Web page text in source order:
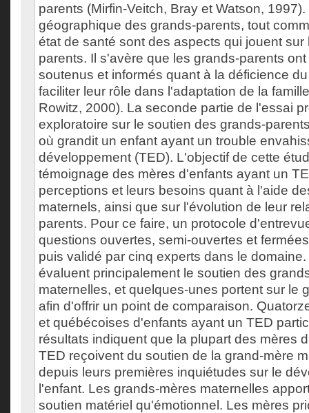
parents (Mirfin-Veitch, Bray et Watson,
géographique des grands-parents, tout
état de santé sont des aspects qui jouent
parents. Il s'avère que les grands-parents
soutenus et informés quant à la déficience
faciliter leur rôle dans l'adaptation de la
Rowitz, 2000). La seconde partie de l'essai
exploratoire sur le soutien des grands-
où grandit un enfant ayant un trouble
développement (TED). L'objectif de cette
témoignage des mères d'enfants ayant un
perceptions et leurs besoins quant à l'aide
maternels, ainsi que sur l'évolution de leur
parents. Pour ce faire, un protocole
questions ouvertes, semi-ouvertes et
puis validé par cinq experts dans le
évaluent principalement le soutien des
maternelles, et quelques-unes portent sur le
afin d'offrir un point de comparaison.
et québécoises d'enfants ayant un TED
résultats indiquent que la plupart des mères
TED reçoivent du soutien de la grand-mère
depuis leurs premières inquiétudes sur le
l'enfant. Les grands-mères maternelles
soutien matériel qu'émotionnel. Les mères